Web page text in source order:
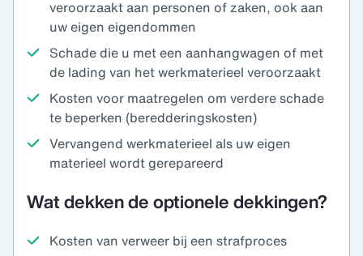
veroorzaakt aan personen of zaken, ook aan
uw eigen eigendommen
Schade die u met een aanhangwagen of met
de lading van het werkmaterieel veroorzaakt
Kosten voor maatregelen om verdere schade
te beperken (beredderingskosten)
Vervangend werkmaterieel als uw eigen
materieel wordt gerepareerd
Wat dekken de optionele dekkingen?
Kosten van verweer bij een strafproces